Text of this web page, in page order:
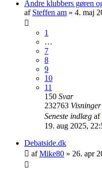
Andre klubbers gøren
af Steffen am » 4. maj
1
…
7
8
9
10
11
150 Svar
232763 Visninger
Seneste indlæg af
19. aug 2025,
Debatside.dk
afMike80 » 26. apr